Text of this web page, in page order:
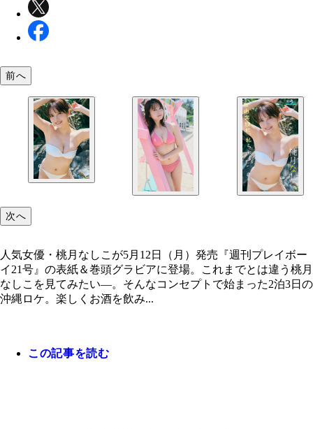
前へ
次へ
人気女優・桃月なしこが5月12日（月）発売『週刊プレイボー
イ21号』の表紙＆巻頭グラビアに登場。これまでとは違う桃月
なしこを見てみたい―。そんなコンセプトで始まった2泊3日の
沖縄ロケ。楽しくお酒を飲み...
この記事を読む